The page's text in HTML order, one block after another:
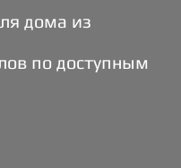
дома из
по доступным